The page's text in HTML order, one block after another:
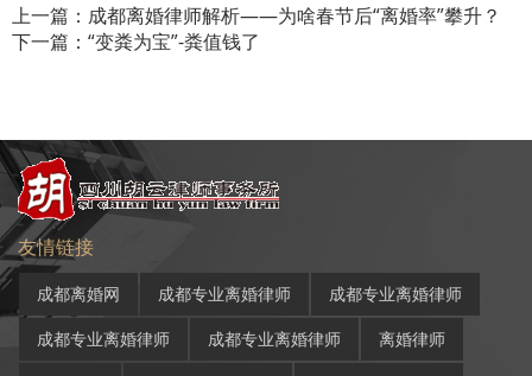
上一篇：成都离婚律师解析——为啥春节后“离婚率”攀升？
下一篇：“变粪为宝”-粪值钱了
友情链接
成都离婚网 成都专业离婚律师
成都专业离婚律师
成都专业离婚律师
成都专业离婚律师
离婚律师